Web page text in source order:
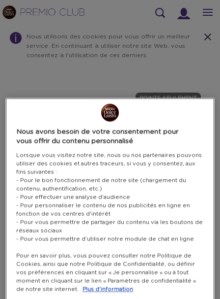
Nous utilisons des cookies pour vous offrir un meilleur
service. En continuant à utiliser notre site Web, vous
consentez à l'utilisation de ces derniers.
Rechercher
changed
POINTS SEULEMENT
Nous avons besoin de votre consentement pour
vous offrir du contenu personnalisé
Lorsque vous visitez notre site, nous ou nos partenaires pouvons
utiliser des cookies et autres traceurs, si vous y consentez, aux
fins suivantes :
- Pour le bon fonctionnement de notre site (chargement du
contenu, authentification, etc.)
- Pour effectuer une analyse d'audience
- Pour personnaliser le contenu de nos publicités en ligne en
fonction de vos centres d'intérêt
- Pour vous permettre de partager du contenu via les boutons de
réseaux sociaux
- Pour vous permettre d'utiliser notre module de chat en ligne
Pour en savoir plus, vous pouvez consulter notre Politique de
Cookies, ainsi que notre Politique de Confidentialité, ou définir
vos préférences en cliquant sur « Je personnalise » ou à tout
moment en cliquant sur le lien « Paramètres de confidentialité »
de notre site internet.
Plus d'information